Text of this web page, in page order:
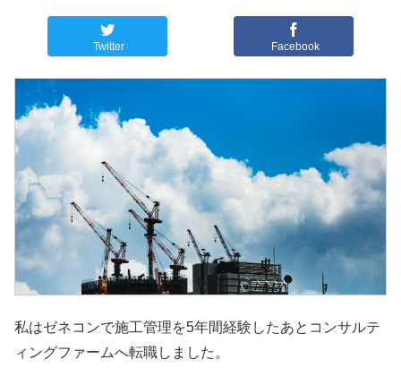
Twitter Facebook
私はゼネコンで施工管理を5年間経験したあとコンサルテ
ィングファームへ転職しました。